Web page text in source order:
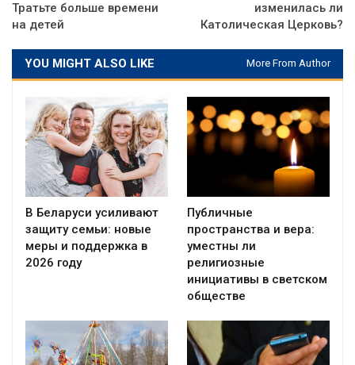
Тратьте больше времени
на детей
изменилась ли
Католическая Церковь?
YOU MIGHT ALSO LIKE More From Author
В Беларуси усиливают
защиту семьи: новые
меры и поддержка в
2026 году
Публичные
пространства и вера:
уместны ли
религиозные
инициативы в светском
обществе